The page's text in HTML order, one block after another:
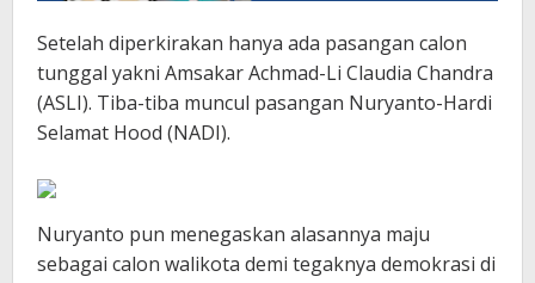
Setelah diperkirakan hanya ada pasangan calon
tunggal yakni Amsakar Achmad-Li Claudia Chandra
(ASLI). Tiba-tiba muncul pasangan Nuryanto-Hardi
Selamat Hood (NADI).
Nuryanto pun menegaskan alasannya maju
sebagai calon walikota demi tegaknya demokrasi di